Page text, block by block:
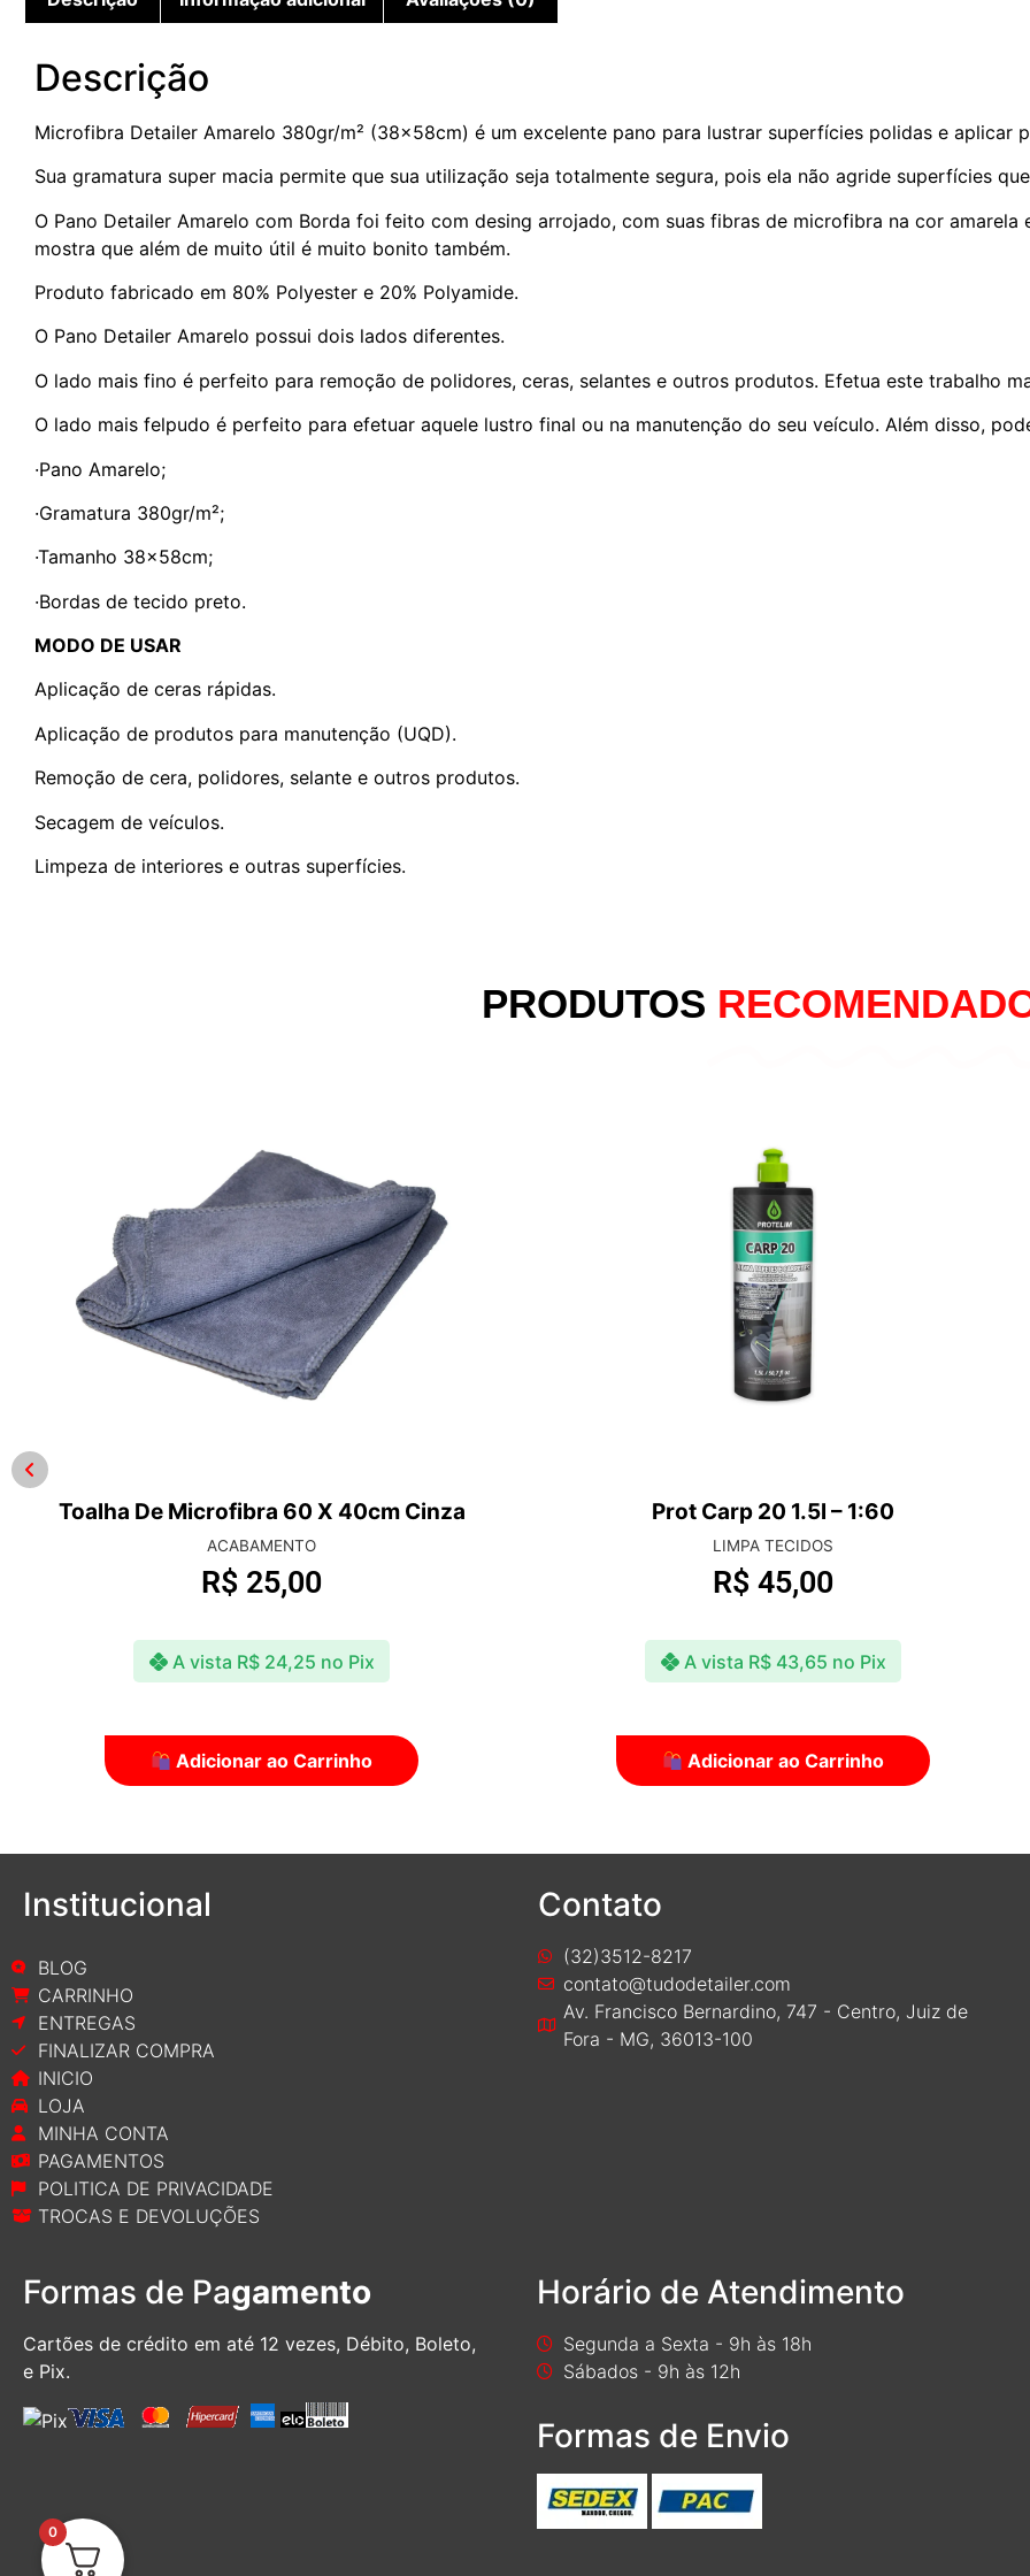
Descrição
Microfibra Detailer Amarelo 380gr/m² (38x58cm) é um excelente pano para lustrar superfícies polidas e aplicar
Sua gramatura super macia permite que sua utilização seja totalmente segura, pois ela não agride superfícies
O Pano Detailer Amarelo com Borda foi feito com desing arrojado, com suas fibras de microfibra na cor
mostra que além de muito útil é muito bonito também.
Produto fabricado em 80% Polyester e 20% Polyamide.
O Pano Detailer Amarelo possui dois lados diferentes.
O lado mais fino é perfeito para remoção de polidores, ceras, selantes e outros produtos. Efetua este trabalho
O lado mais felpudo é perfeito para efetuar aquele lustro final ou na manutenção do seu veículo. Além disso,
·Pano Amarelo;
·Gramatura 380gr/m²;
·Tamanho 38x58cm;
·Bordas de tecido preto.
MODO DE USAR
Aplicação de ceras rápidas.
Aplicação de produtos para manutenção (UQD).
Remoção de cera, polidores, selante e outros produtos.
Secagem de veículos.
Limpeza de interiores e outras superfícies.
PRODUTOS
Prot Carp 20 1.5l – 1:60
LIMPA TECIDOS
R$ 45,00
A vista R$43,65 no Pix
Adicionar ao Carrinho
Lava Autos 500ml
MARCAS
R$ 16,90
A vista R$ 16,39 no Pix
Adicionar ao Carrinho
Institucional
BLOG
CARRINHO
ENTREGAS
FINALIZAR COMPRA
INICIO
LOJA
MINHA CONTA
PAGAMENTOS
POLITICA DE PRIVACIDADE
TROCAS E DEVOLUÇÕES
Contato
(32)3512-8217
contato@tudodetailer.com
Av. Francisco Bernardino, 747 - Centro, Juiz de
Fora - MG, 36013-100
Formas de Pagamento
Cartões de crédito em até 12 vezes, Débito, Boleto,
e Pix.
Horário de Atendimento
Segunda a Sexta - 9h às 18h
Sábados - 9h às 12h
Formas de Envio
0